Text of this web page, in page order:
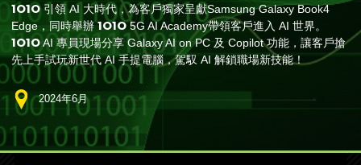
1O1O引領 AI 大時代，為客戶獨家呈獻Samsung Galaxy Book4
Edge，同時舉辦1O1O5G AI Academy帶領客戶進入 AI 世界。
1O1OAI 專員現場分享 Galaxy AI on PC 及 Copilot 功能，讓客戶搶
先上手試玩新世代 AI 手提電腦，駕馭 AI 解鎖職場新技能！
2024年6月